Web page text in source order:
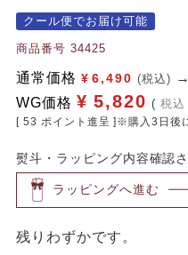
クール便でお届け可能
商品番号 34425
通常価格 ¥ 6,490 (税込)
WG価格 ¥ 5,820 税込
[ 53 ポイント進呈 ]※購入3日後
熨斗・ラッピング内容確認
ラッピングへ進む
残りわずかです。